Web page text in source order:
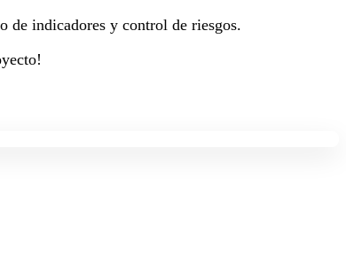
de indicadores y control de riesgos.